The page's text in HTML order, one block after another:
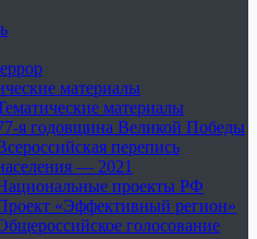
материалы
материалы
я годовщина Великой Победы
перепись
— 2021
проекты РФ
«Эффективный регион»
голосование